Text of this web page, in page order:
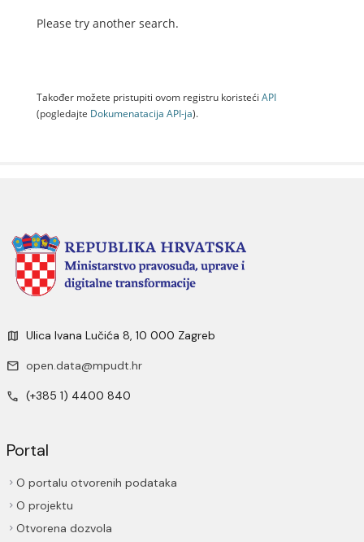
Please try another search.
Također možete pristupiti ovom registru koristeći API
(pogledajte Dokumenаtаcijа API-jа).